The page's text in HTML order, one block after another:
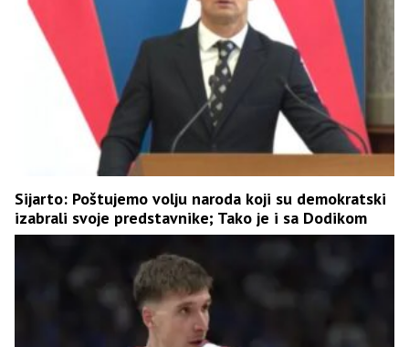
Sijarto: Poštujemo volju naroda koji su demokratski
izabrali svoje predstavnike; Tako je i sa Dodikom